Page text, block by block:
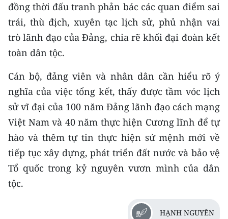
đồng thời đấu tranh phản bác các quan điểm sai
trái, thù địch, xuyên tạc lịch sử, phủ nhận vai
trò lãnh đạo của Đảng, chia rẽ khối đại đoàn kết
toàn dân tộc.
Cán bộ, đảng viên và nhân dân cần hiểu rõ ý
nghĩa của việc tổng kết, thấy được tầm vóc lịch
sử vĩ đại của 100 năm Đảng lãnh đạo cách mạng
Việt Nam và 40 năm thực hiện Cương lĩnh để tự
hào và thêm tự tin thực hiện sứ mệnh mới về
tiếp tục xây dựng, phát triển đất nước và bảo vệ
Tổ quốc trong kỷ nguyên vươn mình của dân
tộc.
HẠNH NGUYÊN